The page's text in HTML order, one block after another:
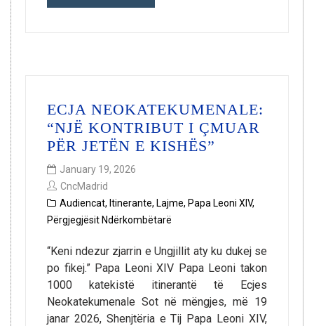
ECJA NEOKATEKUMENALE:
“NJË KONTRIBUT I ÇMUAR
PËR JETËN E KISHËS”
January 19, 2026
CncMadrid
Audiencat, Itinerante, Lajme, Papa Leoni XIV,
Përgjegjësit Ndërkombëtarë
“Keni ndezur zjarrin e Ungjillit aty ku dukej se
po fikej.” Papa Leoni XIV Papa Leoni takon
1000 katekistë itinerantë të Ecjes
Neokatekumenale Sot në mëngjes, më 19
janar 2026, Shenjtëria e Tij Papa Leoni XIV,